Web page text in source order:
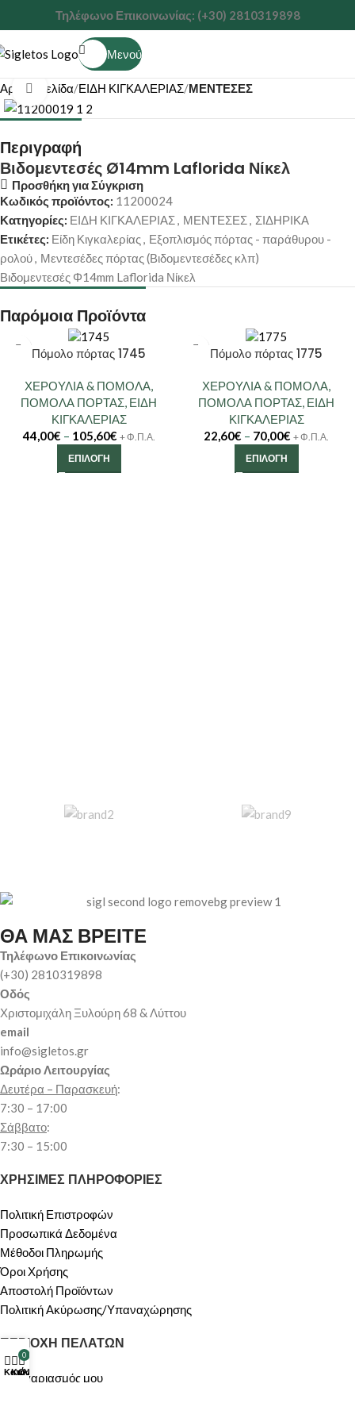
Τηλέφωνο Επικοινωνίας: (+30) 2810319898
Μενού
Αρχική σελίδα ΕΙΔΗ ΚΙΓΚΑΛΕΡΙΑΣ ΜΕΝΤΕΣΕΣ
Κάντε κλικ για μεγέθυνση
Περιγραφή
Βιδομεντεσές Ø14mm Laflorida Νίκελ
Προσθήκη για Σύγκριση
Κωδικός προϊόντος: 11200024
Κατηγορίες: ΕΙΔΗ ΚΙΓΚΑΛΕΡΙΑΣ, ΜΕΝΤΕΣΕΣ, ΣΙΔΗΡΙΚΑ
Ετικέτες: Είδη Κιγκαλερίας, Εξοπλισμός πόρτας - παράθυρου -
ρολού, Μεντεσέδες πόρτας (Βιδομεντεσέδες κλπ)
Βιδομεντεσές Φ14mm Laflorida Νίκελ
Παρόμοια Προϊόντα
Πόμολο πόρτας 1745
ΧΕΡΟΥΛΙΑ & ΠΟΜΟΛΑ,
ΠΟΜΟΛΑ ΠΟΡΤΑΣ, ΕΙΔΗ
ΚΙΓΚΑΛΕΡΙΑΣ
44,00€ – 105,60€ + Φ.Π.Α.
ΕΠΙΛΟΓΉ
Πόμολο πόρτας 1775
ΧΕΡΟΥΛΙΑ & ΠΟΜΟΛΑ,
ΠΟΜΟΛΑ ΠΟΡΤΑΣ, ΕΙΔΗ
ΚΙΓΚΑΛΕΡΙΑΣ
22,60€ – 70,00€ + Φ.Π.Α.
ΕΠΙΛΟΓΉ
ΘΑ ΜΑΣ ΒΡΕΙΤΕ
Τηλέφωνο Επικοινωνίας
(+30) 2810319898
Οδός
Χριστομιχάλη Ξυλούρη 68 & Λύττου
email
info@sigletos.gr
Ωράριο Λειτουργίας
Δευτέρα – Παρασκευή:
7:30 – 17:00
Σάββατο:
7:30 – 15:00
ΧΡΗΣΙΜΕΣ ΠΛΗΡΟΦΟΡΙΕΣ
Πολιτική Επιστροφών
Προσωπικά Δεδομένα
Μέθοδοι Πληρωμής
Όροι Χρήσης
Αποστολή Προϊόντων
Πολιτική Ακύρωσης/Υπαναχώρησης
ΠΕΡΙΟΧΗ ΠΕΛΑΤΩΝ
Ο λογαριασμός μου
Κατάστημα
0
Καλάθι
Ο λογαριασμός μου